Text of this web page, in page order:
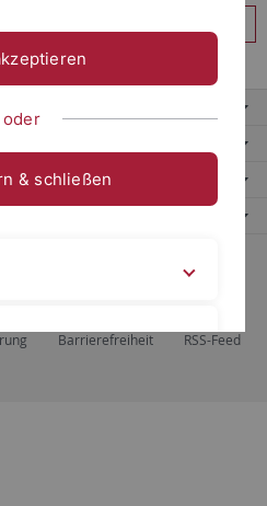
Tübingen
Barrierefreiheit RSS-Feed
oder
& schließen